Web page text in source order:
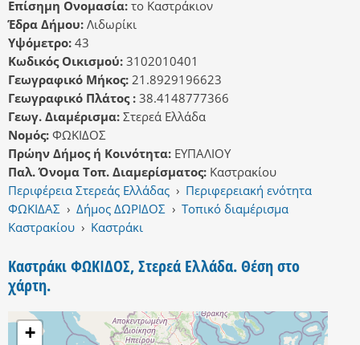
Επίσημη Ονομασία: το Καστράκιον
Έδρα Δήμου: Λιδωρίκι
Υψόμετρο: 43
Κωδικός Οικισμού: 3102010401
Γεωγραφικό Μήκος: 21.8929196623
Γεωγραφικό Πλάτος : 38.4148777366
Γεωγ. Διαμέρισμα: Στερεά Ελλάδα
Νομός: ΦΩΚΙΔΟΣ
Πρώην Δήμος ή Κοινότητα: ΕΥΠΑΛΙΟΥ
Παλ. Όνομα Τοπ. Διαμερίσματος: Καστρακίου
Περιφέρεια Στερεάς Ελλάδας › Περιφερειακή ενότητα
ΦΩΚΙΔΑΣ › Δήμος ΔΩΡΙΔΟΣ › Τοπικό διαμέρισμα
Καστρακίου › Καστράκι
Καστράκι ΦΩΚΙΔΟΣ, Στερεά Ελλάδα. Θέση στο
χάρτη.
+